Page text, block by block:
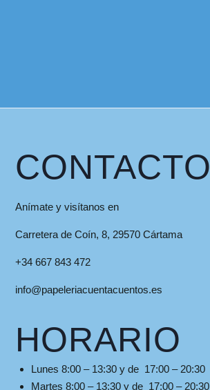
CONTACTO
Anímate y visítanos en
Carretera de Coín, 8, 29570 Cártama
+34 667 843 472
info@papeleriacuentacuentos.es
HORARIO
Lunes 8:00 – 13:30 y de 17:00 – 20:30
Martes 8:00 – 13:30 y de 17:00 – 20:30